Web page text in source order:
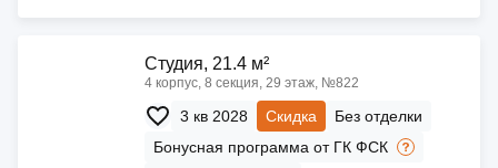
Cтудия, 21.4 м²
4 корпус, 8 секция, 29 этаж, №822
3 кв 2028 Скидка
Без отделки
Бонусная программа от ГК ФСК